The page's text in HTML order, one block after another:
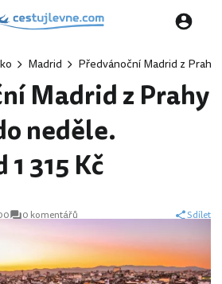
Madrid Předvánoční Madrid z
Madrid z Prahy
neděle.
315 Kč
0 komentářů Sdílet